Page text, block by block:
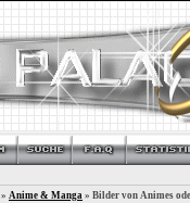
» Anime & Manga » Bilder von Animes